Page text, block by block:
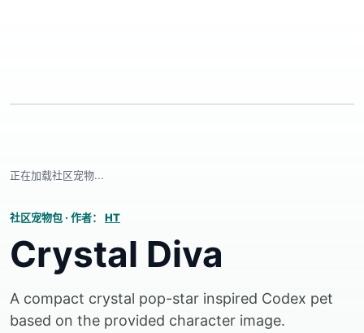
正在加载社区宠物...
社区宠物包 · 作者： HT
Crystal Diva
A compact crystal pop-star inspired Codex pet
based on the provided character image.